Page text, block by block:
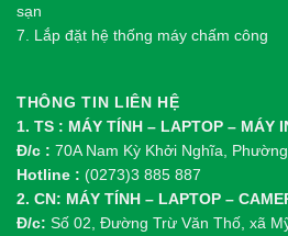
sạn
7. Lắp đặt hệ thống máy chấm công
THÔNG TIN LIÊN HỆ
1. TS : MÁY TÍNH – LAPTOP – MÁY
Đ/c : 70A Nam Kỳ Khởi Nghĩa,
Hotline : (0273)3 885 887
2. CN: MÁY TÍNH – LAPTOP –
Đ/c: Số 02, Đường Trừ Văn Thố, xã